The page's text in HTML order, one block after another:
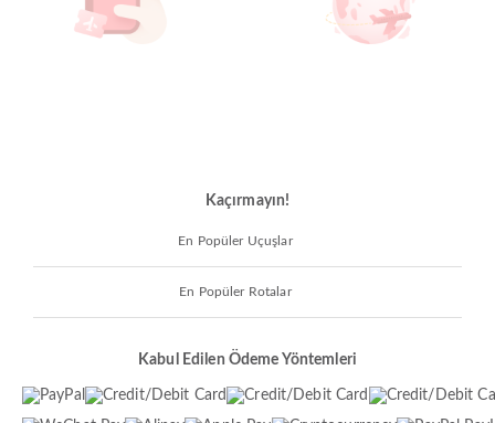
Kaçırmayın!
En Popüler Uçuşlar
En Popüler Rotalar
Kabul Edilen Ödeme Yöntemleri